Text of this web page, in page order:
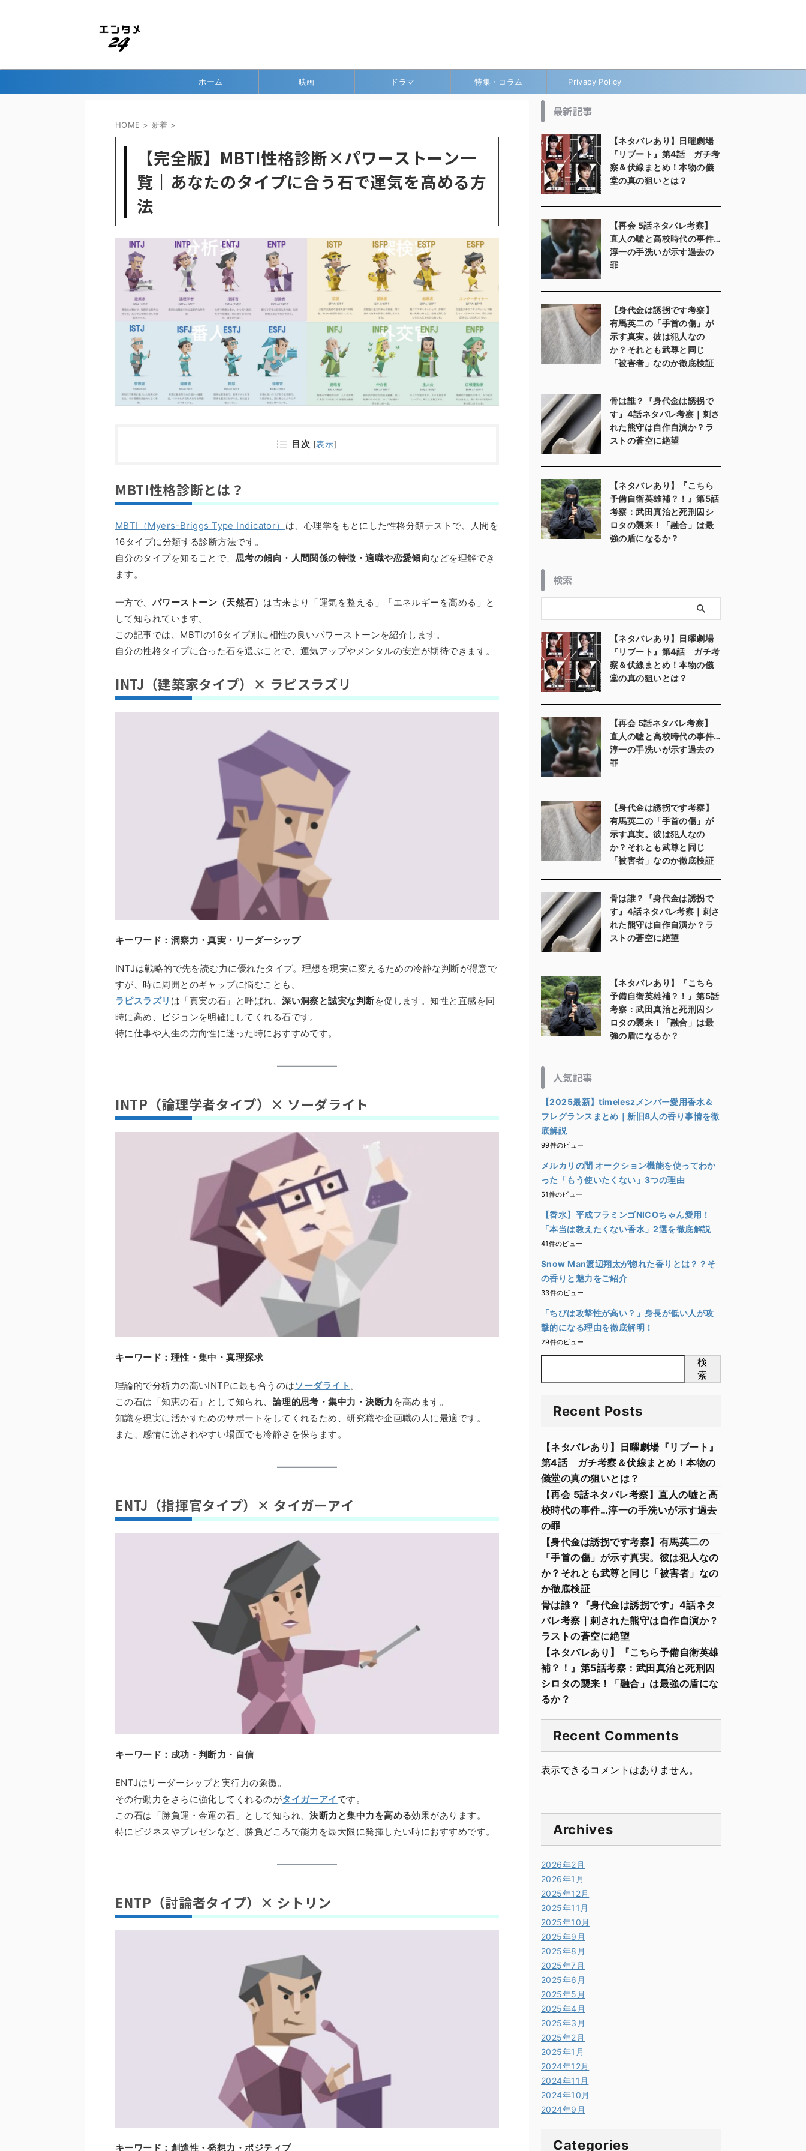
ホーム 映画 ドラマ 特集・コラム Privacy Policy
HOME > 新着 >
【完全版】MBTI性格診断×パワーストーン一
覧｜あなたのタイプに合う石で運気を高める方
法
目次 [表示]
MBTI性格診断とは？
MBTI（Myers-Briggs Type Indicator） は、心理学をもとにした性格分類テストで、人間を
16タイプに分類する診断方法です。
自分のタイプを知ることで、 思考の傾向・人間関係の特徴・適職や恋愛傾向などを理解でき
ます。
一方で、 パワーストーン（天然石） は古来より「運気を整える」「エネルギーを高める」と
して知られています。
この記事では、MBTIの16タイプ別に相性の良いパワーストーンを紹介します。
自分の性格タイプに合った石を選ぶことで、運気アップやメンタルの安定が期待できます。
INTJ（建築家タイプ）× ラピスラズリ
キーワード：洞察力・真実・リーダーシップ
INTJは戦略的で先を読む力に優れたタイプ。理想を現実に変えるための冷静な判断が得意で
すが、時に周囲とのギャップに悩むことも。
ラピスラズリ は「真実の石」と呼ばれ、深い洞察と誠実な判断を促します。知性と直感を同
時に高め、ビジョンを明確にしてくれる石です。
特に仕事や人生の方向性に迷った時におすすめです。
INTP（論理学者タイプ）× ソーダライト
キーワード：理性・集中・真理探求
理論的で分析力の高いINTPに最も合うのはソーダライト 。
この石は「知恵の石」として知られ、 論理的思考・集中力・決断力 を高めます。
知識を現実に活かすためのサポートをしてくれるため、研究職や企画職の人に最適です。
また、感情に流されやすい場面でも冷静さを保ちます。
ENTJ（指揮官タイプ）× タイガーアイ
キーワード：成功・判断力・自信
ENTJはリーダーシップと実行力の象徴。
その行動力をさらに強化してくれるのがタイガーアイ です。
この石は「勝負運・金運の石」として知られ、決断力と集中力を高める効果があります。
特にビジネスやプレゼンなど、勝負どころで能力を最大限に発揮したい時におすすめです。
ENTP（討論者タイプ）× シトリン
キーワード：創造性・発想力・ポジティブ
最新記事
【ネタバレあり】日曜劇場
『リブート』第4話 ガチ考
察＆伏線まとめ！本物の儀
堂の真の狙いとは？
【再会 5話ネタバレ考察】
直人の嘘と高校時代の事件…
淳一の手洗いが示す過去の
罪
【身代金は誘拐です考察】
有馬英二の「手首の傷」が
示す真実。彼は犯人なの
か？それとも武尊と同じ
「被害者」なのか徹底検証
骨は誰？『身代金は誘拐で
す』4話ネタバレ考察｜刺さ
れた熊守は自作自演か？ラ
ストの蒼空に絶望
【ネタバレあり】『こちら
予備自衛英雄補？！』第5話
考察：武田真治と死刑囚シ
ロタの襲来！「融合」は最
強の盾になるか？
検索
【ネタバレあり】日曜劇場
『リブート』第4話 ガチ考
察＆伏線まとめ！本物の儀
堂の真の狙いとは？
【再会 5話ネタバレ考察】
直人の嘘と高校時代の事件…
淳一の手洗いが示す過去の
罪
【身代金は誘拐です考察】
有馬英二の「手首の傷」が
示す真実。彼は犯人なの
か？それとも武尊と同じ
「被害者」なのか徹底検証
骨は誰？『身代金は誘拐で
す』4話ネタバレ考察｜刺さ
れた熊守は自作自演か？ラ
ストの蒼空に絶望
【ネタバレあり】『こちら
予備自衛英雄補？！』第5話
考察：武田真治と死刑囚シ
ロタの襲来！「融合」は最
強の盾になるか？
人気記事
【2025最新】timeleszメンバー愛用香水＆
フレグランスまとめ｜新旧8人の香り事情を徹
底解説
99件のビュー
メルカリの闇 オークション機能を使ってわか
った「もう使いたくない」3つの理由
51件のビュー
【香水】平成フラミンゴNICOちゃん愛用！
「本当は教えたくない香水」2選を徹底解説
41件のビュー
Snow Man渡辺翔太が惚れた香りとは？？そ
の香りと魅力をご紹介
33件のビュー
「ちびは攻撃性が高い？」身長が低い人が攻
撃的になる理由を徹底解明！
29件のビュー
検
索
Recent Posts
【ネタバレあり】日曜劇場『リブート』
第4話 ガチ考察＆伏線まとめ！本物の
儀堂の真の狙いとは？
【再会 5話ネタバレ考察】直人の嘘と高
校時代の事件…淳一の手洗いが示す過去
の罪
【身代金は誘拐です考察】有馬英二の
「手首の傷」が示す真実。彼は犯人なの
か？それとも武尊と同じ「被害者」なの
か徹底検証
骨は誰？『身代金は誘拐です』4話ネタ
バレ考察｜刺された熊守は自作自演か？
ラストの蒼空に絶望
【ネタバレあり】『こちら予備自衛英雄
補？！』第5話考察：武田真治と死刑囚
シロタの襲来！「融合」は最強の盾にな
るか？
Recent Comments
表示できるコメントはありません。
Archives
2026年2月
2026年1月
2025年12月
2025年11月
2025年10月
2025年9月
2025年8月
2025年7月
2025年6月
2025年5月
2025年4月
2025年3月
2025年2月
2025年1月
2024年12月
2024年11月
2024年10月
2024年9月
Categories